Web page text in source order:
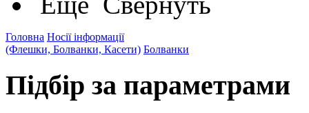
Головна Носії інформації
(Флешки, Болванки, Касети) Болванки
Підбір за параметрами